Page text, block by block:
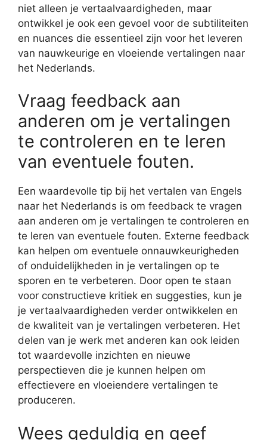
niet alleen je vertaalvaardigheden, maar
ontwikkel je ook een gevoel voor de subtiliteiten
en nuances die essentieel zijn voor het leveren
van nauwkeurige en vloeiende vertalingen naar
het Nederlands.
Vraag feedback aan
anderen om je vertalingen
te controleren en te leren
van eventuele fouten.
Een waardevolle tip bij het vertalen van Engels
naar het Nederlands is om feedback te vragen
aan anderen om je vertalingen te controleren en
te leren van eventuele fouten. Externe feedback
kan helpen om eventuele onnauwkeurigheden
of onduidelijkheden in je vertalingen op te
sporen en te verbeteren. Door open te staan
voor constructieve kritiek en suggesties, kun je
je vertaalvaardigheden verder ontwikkelen en
de kwaliteit van je vertalingen verbeteren. Het
delen van je werk met anderen kan ook leiden
tot waardevolle inzichten en nieuwe
perspectieven die je kunnen helpen om
effectievere en vloeiendere vertalingen te
produceren.
Wees geduldig en geef